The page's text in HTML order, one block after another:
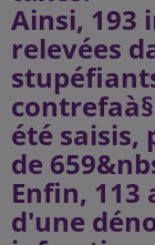
Ainsi, 193
relevées
été saisis,
de
Enfin,
d'une